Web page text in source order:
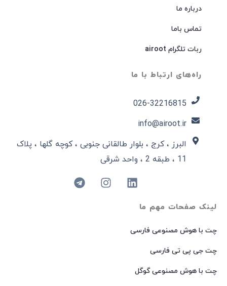
لینک صفحات مهم ما
چت با هوش مصنوعی فارسی
چت جی پی تی فارسی
چت با هوش مصنوعی گوگل
درباره ما
تماس باما
ربات تلگرام airoot
راه‌های ارتباط با ما
026-32216815​
info@airoot.ir
البرز ، کرج ، بلوار طالقانی جنوبی ، کوچه گلها ، پلاک
11 ، طبقه 2 ، واحد شرقی